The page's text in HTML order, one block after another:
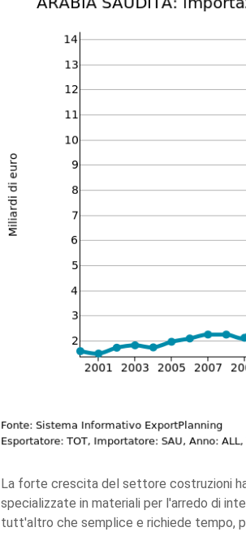
La forte crescita del settore costruzioni
specializzate in materiali per l'arredo di
tutt'altro che semplice e richiede tempo,